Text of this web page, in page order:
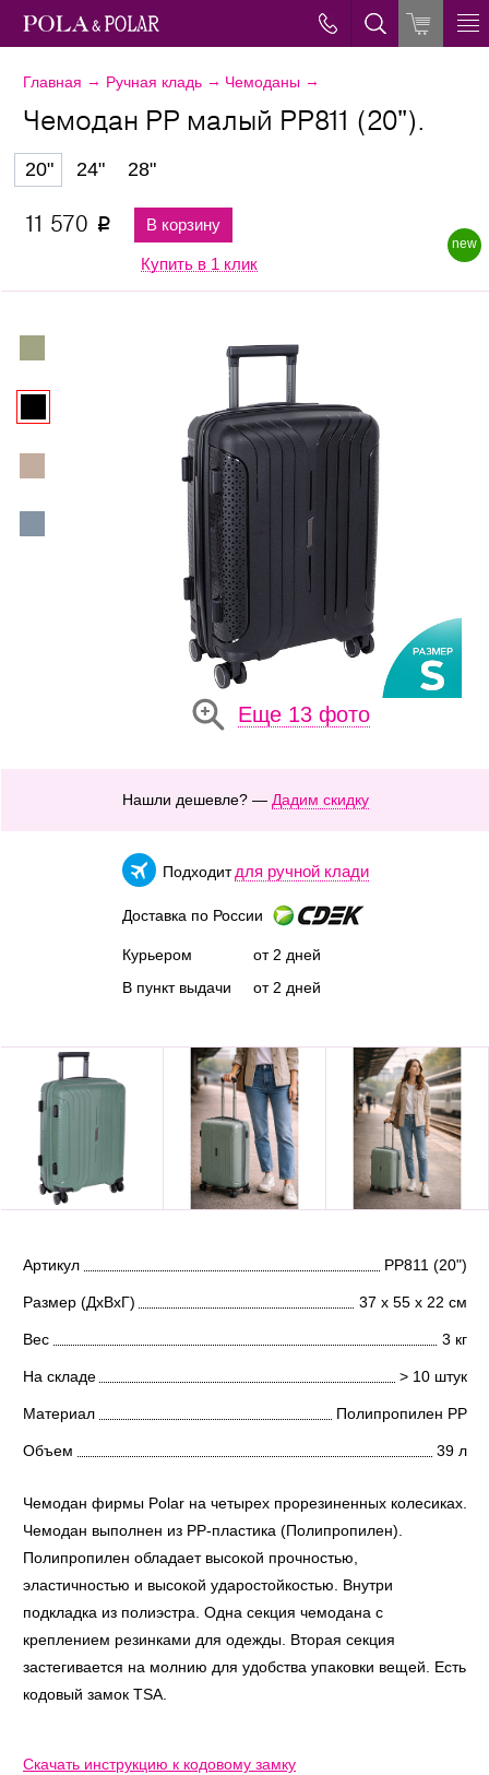
Главная → Ручная кладь → Чемоданы →
Еще 13 фото
new
Чемодан PP малый РР811 (20").
20" 24" 28"
11 570 p В корзину
Купить в 1 клик
Нашли дешевле? — Дадим скидку
Подходит для ручной клади
Доставка по России
Курьером
В пункт выдачи
от 2 дней
от 2 дней
Артикул РР811 (20")
Размер (ДхВхГ) 37 х 55 х 22 см
Вес 3 кг
На складе > 10 штук
Материал Полипропилен PP
Объем 39 л
Чемодан фирмы Polar на четырех прорезиненных колесиках.
Чемодан выполнен из PP-пластика (Полипропилен).
Полипропилен обладает высокой прочностью,
эластичностью и высокой ударостойкостью. Внутри
подкладка из полиэстра. Одна секция чемодана с
креплением резинками для одежды. Вторая секция
застегивается на молнию для удобства упаковки вещей. Есть
кодовый замок TSA.
Скачать инструкцию к кодовому замку